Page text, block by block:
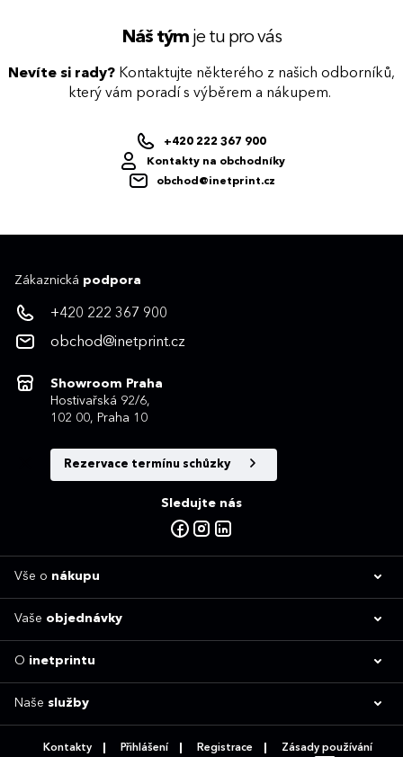
Náš týmje tu pro vás
Nevíte si rady? Kontaktujte některého z našich odborníků,
který vám poradí s výběrem a nákupem.
+420 222 367 900
Kontakty na obchodníky
obchod@inetprint.cz
Zákaznická podpora
+420 222 367 900
obchod@inetprint.cz
Showroom Praha
Hostivařská 92/6,
102 00, Praha 10
Rezervace termínu schůzky
Sledujte nás
Vše o nákupu
Vaše objednávky
O inetprintu
Naše služby
Kontakty Přihlášení Registrace Zásady používání